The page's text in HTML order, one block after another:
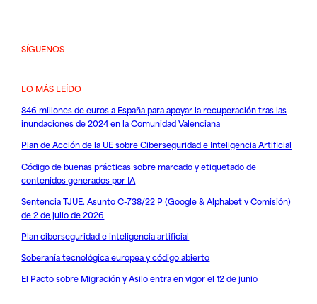
SÍGUENOS
LO MÁS LEÍDO
846 millones de euros a España para apoyar la recuperación tras las
inundaciones de 2024 en la Comunidad Valenciana
Plan de Acción de la UE sobre Ciberseguridad e Inteligencia Artificial
Código de buenas prácticas sobre marcado y etiquetado de
contenidos generados por IA
Sentencia TJUE. Asunto C-738/22 P (Google & Alphabet v Comisión)
de 2 de julio de 2026
Plan ciberseguridad e inteligencia artificial
Soberanía tecnológica europea y código abierto
El Pacto sobre Migración y Asilo entra en vigor el 12 de junio